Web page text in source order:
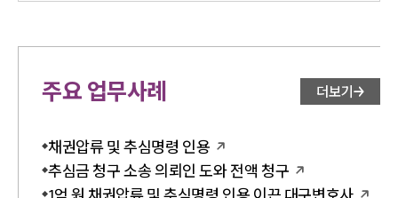
주요 업무사례 더보기
채권압류 및 추심명령 인용
추심금 청구 소송 의뢰인 도와 전액 청구